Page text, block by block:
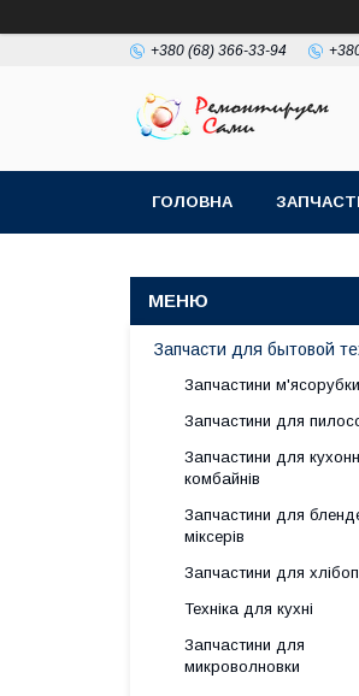
+380 (68) 366-33-94
ГОЛОВНА
Запчасти для бытовой
Запчастини м'ясорубки
Запчастини для
Запчастини для
комбайнів
Запчастини для
міксерів
Запчастини для
Техніка для кухні
Запчастини для
микроволновки